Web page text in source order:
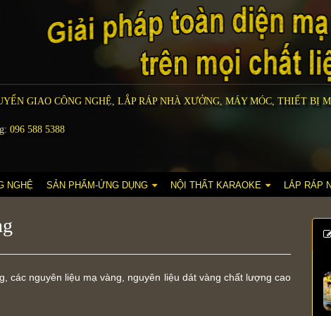
GIAO CÔNG NGHỆ, LẮP RÁP NHÀ XƯỞNG, MÁY MÓC, THIẾT BỊ
096 588 5388
NGHỆ SẢN PHẨM-ỨNG DỤNG NỘI THẤT KARAOKE LẮP RÁP
các nguyên liệu mạ vàng, nguyên liệu dát vàng chất lượng cao